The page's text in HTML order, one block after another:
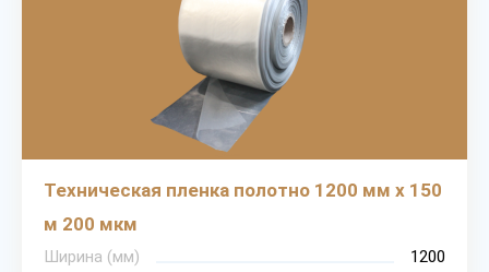
Техническая пленка полотно 1200 мм х 150
м 200 мкм
Ширина (мм)
1200